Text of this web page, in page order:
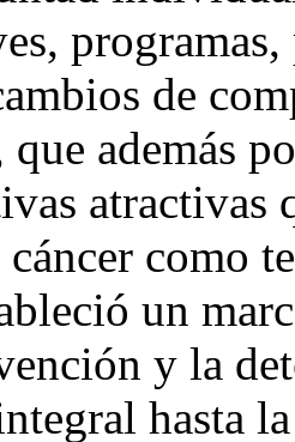
de
que además
atractivas
como
un
y la
hasta